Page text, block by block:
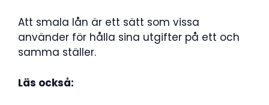
Att smala lån är ett sätt som vissa
använder för hålla sina utgifter på ett och
samma ställer.
Läs också: